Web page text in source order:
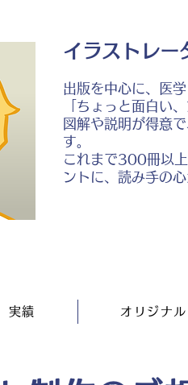
イラストレー
出版を中心に、医
「ちょっと面白い
図解や説明が得意
す。
これまで300冊以
ントに、読み手の
実績 オリジナル